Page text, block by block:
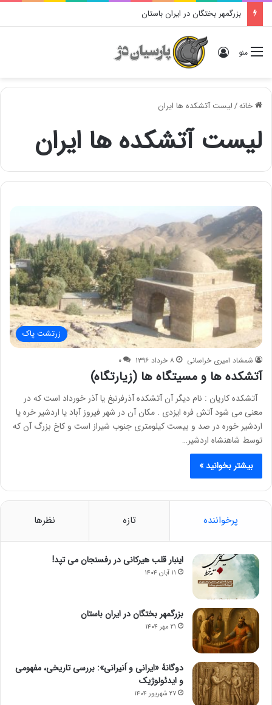
بزرگمهر بختگان در ایران باستان
منو ورود
خانه/لیست آتشکده ها ایران
لیست آتشکده ها ایران
زرتشت پاک
شمشاد امیری خراسانی ۸ خرداد ۱۳۹۶ ۰
آتشکده ها و مسیتگاه ها (زیارتگاه)
آتشکده کاریان : نام دیگر آن آتشکده آذرفرنبغ یا آذر خورداد است که در
معنی می شود آتش فره ایزدی . مکان آن در شهر فیروز آباد یا اردشیر خره یا
اردشیر خوره در صد و بیست کیلومتری جنوب شیراز است و کاخ بزرگ آن که
توسط شاهنشاه اردشیر…
بیشتر بخوانید »
پرخواننده تازه نظرها
اینبار قلب هیرکانی در رفسنجان می تپد!
۱۱ آبان ۱۴۰۴
بزرگمهر بختگان در ایران باستان
۲۱ مهر ۱۴۰۴
دوگانهٔ «ایرانی و اَنیرانی»: بررسی تاریخی، مفهومی
و ایدئولوژیک
۲۷ شهریور ۱۴۰۴